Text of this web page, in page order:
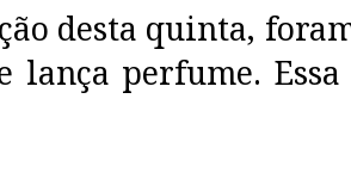
desta quinta,
lança perfume.